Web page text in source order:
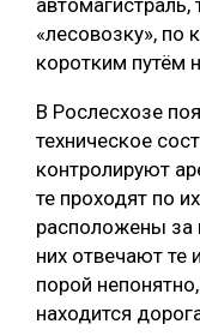
«лесовозку», по
коротким
В Рослесхозе
техническое
контролируют
те проходят по
расположены за
них отвечают те
порой
находится